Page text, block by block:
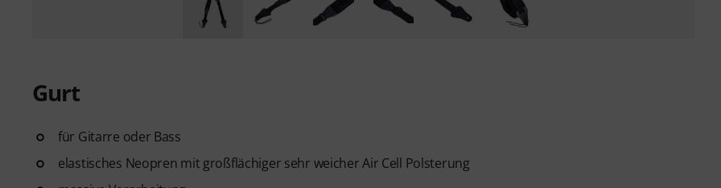
Gurt
für Gitarre oder Bass
elastisches Neopren mit großflächiger sehr weicher Air Cell Polsterung